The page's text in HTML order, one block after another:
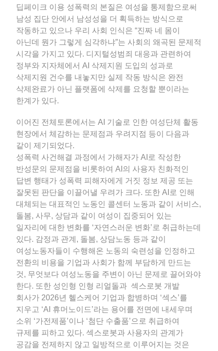
딥페이크 이용 성폭력의 본질은 여성을 통제함으로써
남성 집단 안에서 남성성을 더 획득하는 방식으로
작동하고 있으나 우리 사회 인식은 “진짜 네 몸이
아닌데 뭔가 그렇게 심각하냐”는 사회의 왜곡된 문제적
시각을 가지고 있다. 디지털성범죄 대응과 관련하여
정부와 지자체에서 AI 삭제지원 도입의 성과로
삭제지원 건수를 내놓지만 실제 작동 방식은 완전
삭제완료가 아닌 플랫폼에 삭제를 요청할 뿐이라는
한계가 있다.
이어진 전체토론에서는 AI 기술로 인한 여성단체 활동
현장에서 체감하는 문제점과 우려지점 등이 다음과
같이 제기되었다.
성폭력 사건해결 과정에서 가해자가 AI로 작성한
반성문의 문제점을 비롯하여 AI의 사용자 친화적인
답변 행태가 성폭력 피해자에게 거짓 정보 제공 또는
잘못된 판단을 이끌어낼 우려가 크다. 또한 AI로 인해
대체되는 대표적인 노동인 콜센터 노동과 같이 서비스,
돌봄, 사무, 상담과 같이 여성이 집중되어 있는
일자리에 대한 변화를 ‘자연스러운 변화’로 취급하는데
있다. 감정과 관계, 돌봄, 상담노동 등과 같이
여성노동자들이 수행해온 노동의 숙련성을 인정하고
전환의 비용을 기업과 사회가 함께 부담하게 만드는
것, 무엇보다 여성노동을 주변이 아닌 문제로 끌어와야
한다. 또한 성인형 인형 리얼돌과 섹스로봇 개발
회사가 2026년 헬스케어 기업과 합병하며 ‘섹스’를
지우고 ‘AI 휴머노이드’라는 용어를 전면에 내세우며
소위 ‘가전제품’이나 ‘첨단 수출품’으로 취급하여
규제를 피하고 있다. 섹스로봇과 사용자의 관계가
공감을 전제하지 않고 일방적으로 이루어지는 것은